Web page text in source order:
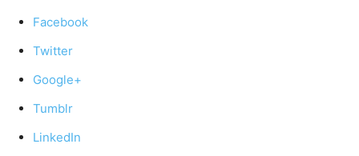
Facebook
Twitter
Google+
Tumblr
LinkedIn